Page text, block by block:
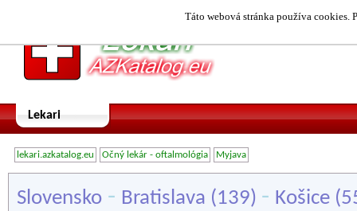
Táto webová stránka používa cookies.
Lekari
lekari.azkatalog.eu Očný lekár - oftalmológia Myjava
Slovensko - Bratislava (139) - Košice